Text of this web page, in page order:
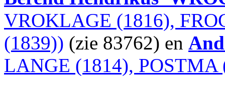
VROKLAGE (1816),
(1839)) (zie 83762) en
LANGE (1814), POSTMA